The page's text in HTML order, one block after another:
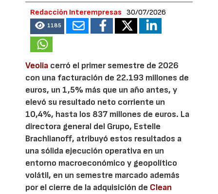
Redacción Interempresas 30/07/2026
1185
Veolia cerró el primer semestre de 2026
con una facturación de 22.193 millones de
euros, un 1,5% más que un año antes, y
elevó su resultado neto corriente un
10,4%, hasta los 837 millones de euros. La
directora general del Grupo, Estelle
Brachlianoff, atribuyó estos resultados a
una sólida ejecución operativa en un
entorno macroeconómico y geopolítico
volátil, en un semestre marcado además
por el cierre de la adquisición de Clean